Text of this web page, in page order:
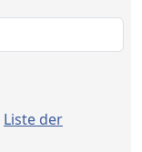
Liste der